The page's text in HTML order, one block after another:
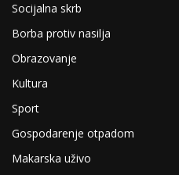
Socijalna skrb
Borba protiv nasilja
Obrazovanje
Kultura
Sport
Gospodarenje otpadom
Makarska uživo